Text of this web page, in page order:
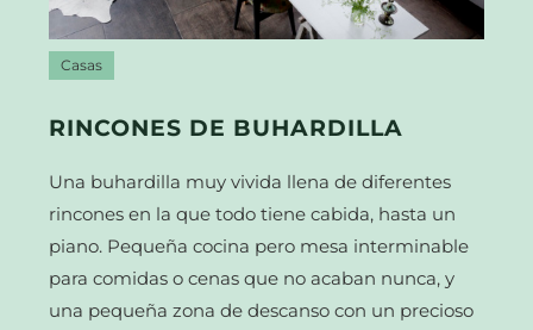
Casas
RINCONES DE BUHARDILLA
Una buhardilla muy vivida llena de diferentes
rincones en la que todo tiene cabida, hasta un
piano. Pequeña cocina pero mesa interminable
para comidas o cenas que no acaban nunca, y
una pequeña zona de descanso con un precioso